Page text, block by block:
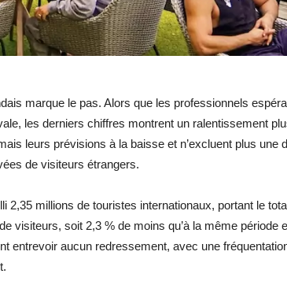
marque le pas. Alors que les professionnels
les derniers chiffres montrent un ralentissement
leurs prévisions à la baisse et n’excluent plus une
de visiteurs étrangers.
2,35 millions de touristes internationaux, portant le
visiteurs, soit 2,3 % de moins qu’à la même période
entrevoir aucun redressement, avec une